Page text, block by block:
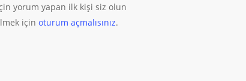
yorum yapan ilk kişi siz olun
için oturum açmalısınız.